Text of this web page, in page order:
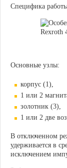
Специфика
Основные узлы:
корпус (1),
1 или 2
золотник (3),
1 или 2 две
В отключенном
удерживается в
исключением